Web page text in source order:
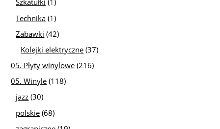
Szkatułki (1)
Technika (1)
Zabawki (42)
Kolejki elektryczne (37)
05. Płyty winylowe (216)
05. Winyle (118)
jazz (30)
polskie (68)